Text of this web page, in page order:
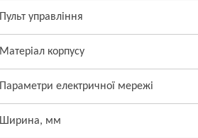
Пульт управління
Матеріал корпусу
Параметри електричної мережі
Ширина, мм